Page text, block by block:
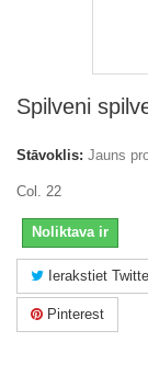
Spilveni
Stāvoklis: Jauns
Col. 22
Noliktava ir
Ierakstiet
Pinterest